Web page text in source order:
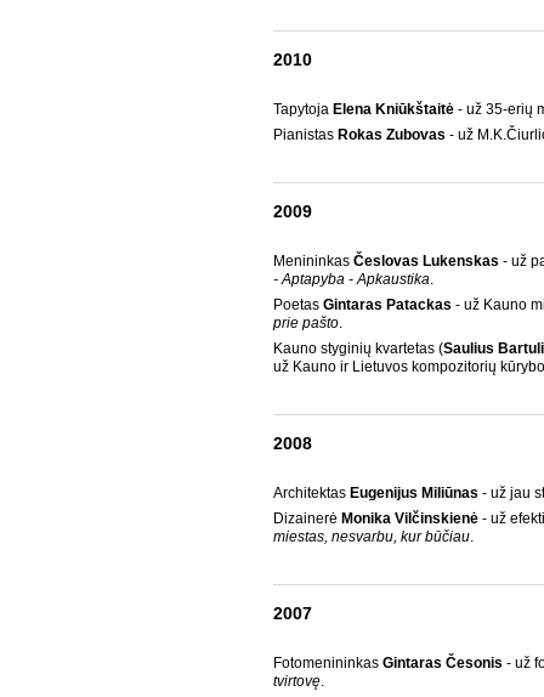
2010
Tapytoja Elena Kniūkštaitė - už 35-erių
Pianistas Rokas Zubovas - už
2009
Menininkas Česlovas Lukenskas - už
- Aptapyba - Apkaustika.
Poetas Gintaras Patackas - už Kauno
prie pašto.
Kauno styginių kvartetas (Saulius
už Kauno ir Lietuvos kompozitorių
2008
Architektas Eugenijus Miliūnas - už jau
Dizainerė Monika Vilčinskienė - už
miestas, nesvarbu, kur būčiau.
2007
Fotomenininkas Gintaras Česonis - už
tvirtovę.